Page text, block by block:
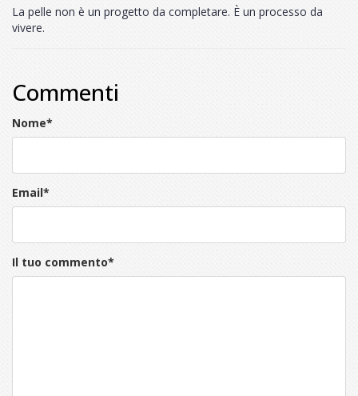
La pelle non è un progetto da completare. È un processo da
vivere.
Commenti
Nome*
Email*
Il tuo commento*